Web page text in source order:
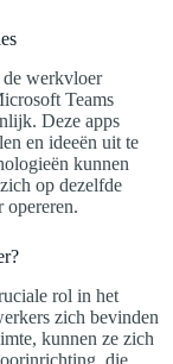
werkvloer
Teams
Deze apps
en ideeën uit te
kunnen
op dezelfde
opereren.
rol in het
zich bevinden
kunnen ze zich
die